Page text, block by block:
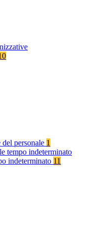
personale 1
tempo indeterminato
indeterminato 11